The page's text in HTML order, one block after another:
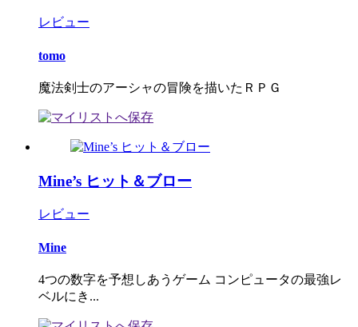
レビュー
tomo
魔法剣士のアーシャの冒険を描いたＲＰＧ
Mine’s ヒット＆ブロー
レビュー
Mine
4つの数字を予想しあうゲーム コンピュータの最強レ
ベルにき...